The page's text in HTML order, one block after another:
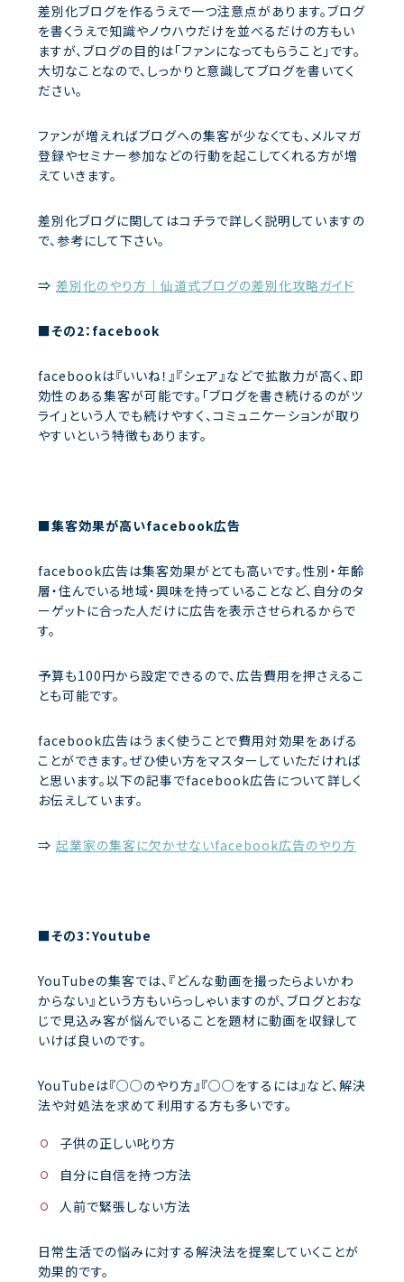
差別化ブログを作るうえで一つ注意点があります。ブログ
を書くうえで知識やノウハウだけを並べるだけの方もい
ますが、ブログの目的は「ファンになってもらうこと」です。
大切なことなので、しっかりと意識してブログを書いてく
ださい。
ファンが増えればブログへの集客が少なくても、メルマガ
登録やセミナー参加などの行動を起こしてくれる方が増
えていきます。
差別化ブログに関してはコチラで詳しく説明していますの
で、参考にして下さい。
⇒ 差別化のやり方｜仙道式ブログの差別化攻略ガイド
■その2：facebook
facebookは『いいね！』『シェア』などで拡散力が高く、即
効性のある集客が可能です。「ブログを書き続けるのがツ
ライ」という人でも続けやすく、コミュニケーションが取り
やすいという特徴もあります。
■集客効果が高いfacebook広告
facebook広告は集客効果がとても高いです。性別・年齢
層・住んでいる地域・興味を持っていることなど、自分のタ
ーゲットに合った人だけに広告を表示させられるからで
す。
予算も100円から設定できるので、広告費用を押さえるこ
とも可能です。
facebook広告はうまく使うことで費用対効果をあげる
ことができます。ぜひ使い方をマスターしていただければ
と思います。以下の記事でfacebook広告について詳しく
お伝えしています。
⇒ 起業家の集客に欠かせないfacebook広告のやり方
■その3：Youtube
YouTubeの集客では、『どんな動画を撮ったらよいかわ
からない』という方もいらっしゃいますのが、ブログとおな
じで見込み客が悩んでいることを題材に動画を収録して
いけば良いのです。
YouTubeは『○○のやり方』『○○をするには』など、解決
法や対処法を求めて利用する方も多いです。
子供の正しい叱り方
自分に自信を持つ方法
人前で緊張しない方法
日常生活での悩みに対する解決法を提案していくことが
効果的です。